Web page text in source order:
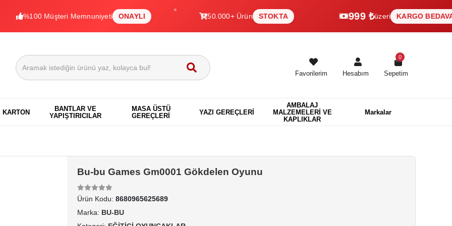
Müşteri Memnuniyeti ONAYLI 50.000+ Ürün STOKTA 999 ₺üzeri KARGO BEDAVA
Favorilerim Hesabım Sepetim
0
KARTON
BANTLAR VE
YAPIŞTIRICILAR
MASA ÜSTÜ
GEREÇLERİ
YAZI GEREÇLERİ
AMBALAJ
MALZEMELERİ VE
KAPLIKLAR
Markalar
Bu-bu Games Gm0001 Gökdelen Oyunu
Ürün Kodu: 8680965625689
Marka: BU-BU